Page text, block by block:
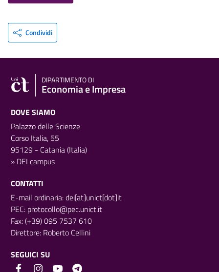
Condividi
DIPARTIMENTO DI
Economia e Impresa
DOVE SIAMO
Palazzo delle Scienze
Corso Italia, 55
95129 - Catania (Italia)
» DEI campus
CONTATTI
E-mail ordinaria: dei[at]unict[dot]it
PEC: protocollo@pec.unict.it
Fax: (+39) 095 7537 610
Direttore: Roberto Cellini
SEGUICI SU